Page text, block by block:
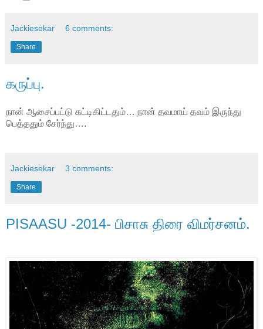
Jackiesekar 6 comments:
Share
கருப்பு.
நான் ஆசைப்பட்டு கட்டிகிட்டதும்… நான் தவமாய் தவம் இருந்து
பெத்ததும் சேர்ந்து….
Jackiesekar 3 comments:
Share
PISAASU -2014- பிசாசு திரை விமர்சனம்.